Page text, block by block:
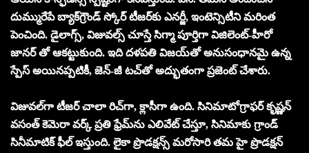
దుమ్మురేపే బ్యాక్‌గ్రౌండ్ స్కోర్ టీజర్‌కు ఎనర్జీ, ఇంటెన్సిటీని మరింత
పెంచింది. డైలాగ్స్, విజువల్స్ చూస్తే సిగ్మా పూర్తిగా విజిలెంట్-హీరో
జానర్‌ తో ఆకట్టుకుంది. ఇది దళపతి విజయ్‌తో అనుసంధానమై ఉన్న
స్పేస్ అయినప్పటికీ, జెన్-జీ టచ్‌తో అద్భుతంగా ప్రజెంట్ చేశారు.
విజువల్‌గా టీజర్ చాలా రిచ్‌గా, క్లాసీగా ఉంది. సినిమాటోగ్రాఫర్ కృష్ణన్
వసంత్ కెమెరా వర్క్ ప్రతి ఫ్రేమ్‌ను ఎలివేట్ చేస్తూ, సినిమాకు గ్రాండ్
సినీమాటిక్ ఫీల్ ఇస్తుంది. లైకా ప్రొడక్షన్స్ మరోసారి తమ హై ప్రొడక్షన్